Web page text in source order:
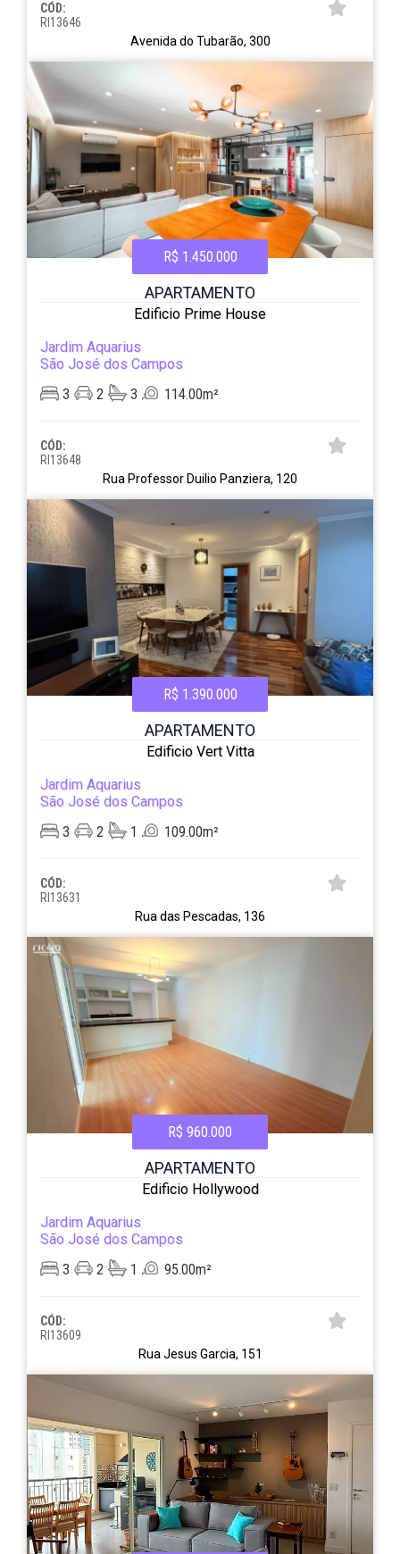
CÓD:
RI13646
Avenida do Tubarão, 300
R$ 1.450.000
APARTAMENTO
Edificio Prime House
Jardim Aquarius
São José dos Campos
3
2 3 114.00m²
CÓD:
RI13648
Rua Professor Duilio Panziera, 120
R$ 1.390.000
APARTAMENTO
Edificio Vert Vitta
Jardim Aquarius
São José dos Campos
3
2 1 109.00m²
CÓD:
RI13631
Rua das Pescadas, 136
R$ 960.000
APARTAMENTO
Edificio Hollywood
Jardim Aquarius
São José dos Campos
3
2 1 95.00m²
CÓD:
RI13609
Rua Jesus Garcia, 151